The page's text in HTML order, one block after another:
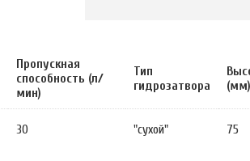
Пропускная
способность (л/
мин)
Тип
гидрозатвора
(мм)
30 "сухой" 75